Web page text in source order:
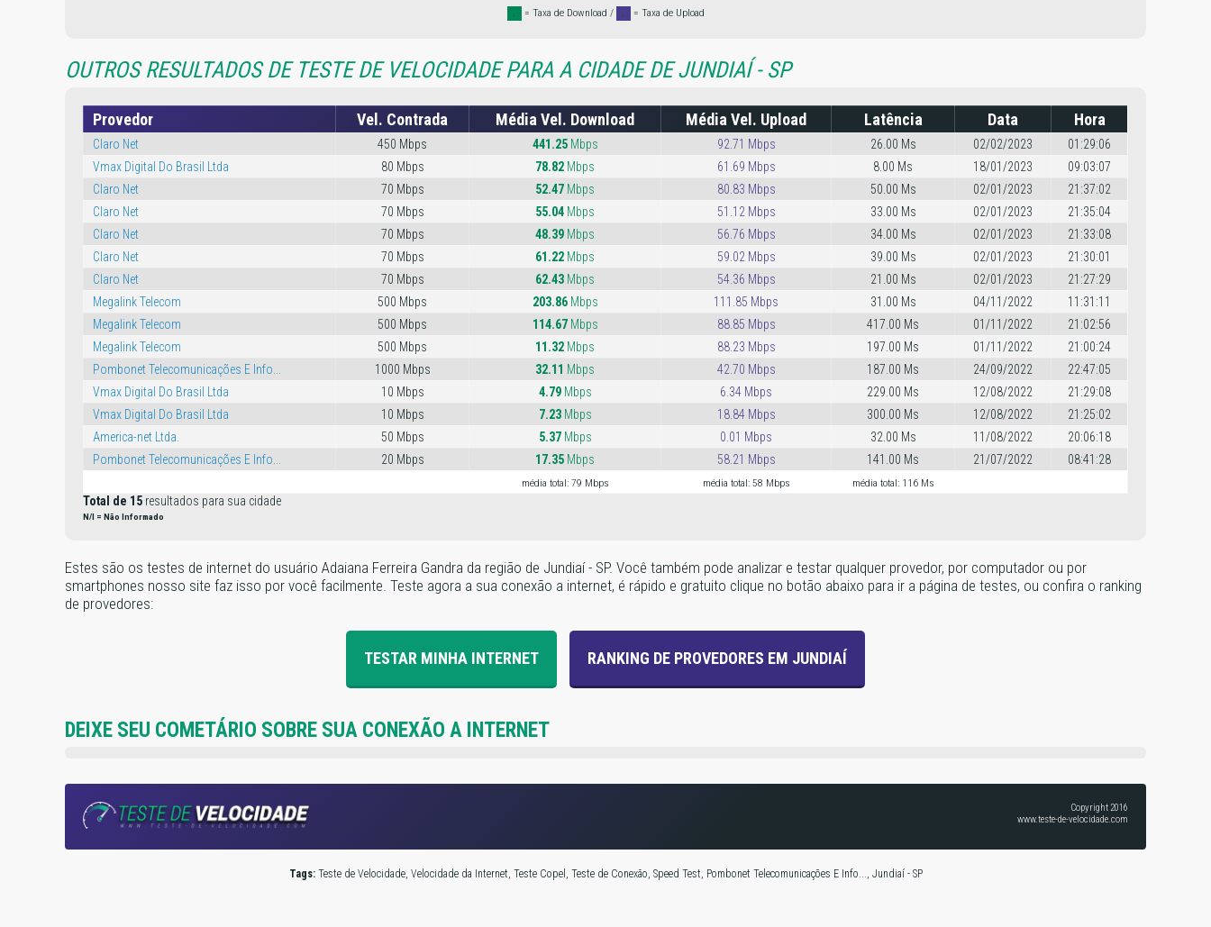
. = Taxa de Download / . = Taxa de Upload
OUTROS RESULTADOS DE TESTE DE VELOCIDADE PARA A CIDADE DE JUNDIAÍ - SP
Provedor Vel. Contrada Média Vel. Download Média Vel. Upload Latência Data Hora
Claro Net 450 Mbps 441.25Mbps 92.71 Mbps 26.00 Ms 02/02/2023
01:29:06
Vmax Digital Do Brasil Ltda
80 Mbps 78.82 Mbps 61.69 Mbps 8.00 Ms 18/01/2023
09:03:07
Claro Net
70 Mbps 52.47 Mbps 80.83 Mbps 50.00 Ms 02/01/2023
21:37:02
Claro Net
70 Mbps 55.04 Mbps 51.12 Mbps 33.00 Ms 02/01/2023
21:35:04
Claro Net
70 Mbps 48.39 Mbps 56.76 Mbps 34.00 Ms 02/01/2023
21:33:08
Claro Net
70 Mbps 61.22 Mbps 59.02 Mbps 39.00 Ms 02/01/2023
21:30:01
Claro Net
70 Mbps 62.43 Mbps 54.36 Mbps 21.00 Ms 02/01/2023
21:27:29
Megalink Telecom
500 Mbps 203.86Mbps 111.85 Mbps 31.00 Ms 04/11/2022
11:31:11
Megalink Telecom
500 Mbps 114.67Mbps 88.85 Mbps 417.00 Ms 01/11/2022
21:02:56
Megalink Telecom
500 Mbps 11.32 Mbps 88.23 Mbps 197.00 Ms 01/11/2022
21:00:24
Pombonet Telecomunicações E Info...
1000 Mbps 32.11 Mbps 42.70 Mbps 187.00 Ms 24/09/2022
22:47:05
Vmax Digital Do Brasil Ltda
10 Mbps 4.79Mbps 6.34 Mbps 229.00 Ms 12/08/2022
21:29:08
Vmax Digital Do Brasil Ltda
10 Mbps 7.23Mbps 18.84 Mbps 300.00 Ms 12/08/2022
21:25:02
America-net Ltda.
50 Mbps 5.37Mbps 0.01 Mbps 32.00 Ms 11/08/2022
20:06:18
Pombonet Telecomunicações E Info...
20 Mbps 17.35 Mbps 58.21 Mbps 141.00 Ms 21/07/2022 08:41:28
média total: 79 Mbps média total: 58 Mbps média total: 116 Ms
Total de 15 resultados para sua cidade
N/I = Não Informado
Estes são os testes de internet do usuário Adaiana Ferreira Gandra da região de Jundiaí - SP. Você também pode analizar e testar qualquer provedor, por computador ou por
smartphones nosso site faz isso por você facilmente. Teste agora a sua conexão a internet, é rápido e gratuito clique no botão abaixo para ir a página de testes, ou confira o ranking
de provedores:
TESTAR MINHA INTERNET RANKING DE PROVEDORES EM JUNDIAÍ
DEIXE SEU COMETÁRIO SOBRE SUA CONEXÃO A INTERNET
Copyright 2016
www.teste-de-velocidade.com
Tags:Teste de Velocidade, Velocidade da Internet, Teste Copel, Teste de Conexão, Speed Test, Pombonet Telecomunicações E Info..., Jundiaí - SP